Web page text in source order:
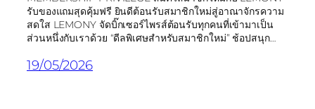
รับของแถมสุดคุ้มฟรี ยินดีต้อนรับสมาชิกใหม่สู่อาณาจักรความ
สดใส LEMONY จัดบิ๊กเซอร์ไพรส์ต้อนรับทุกคนที่เข้ามาเป็น
ส่วนหนึ่งกับเราด้วย “ดีลพิเศษสำหรับสมาชิกใหม่” ช้อปสนุก…
19/05/2026